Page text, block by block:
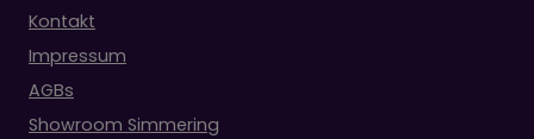
Kontakt
Impressum
AGBs
Showroom Simmering